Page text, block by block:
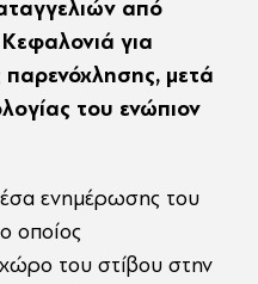
από
για
παρενόχλησης, μετά
του ενώπιον
ενημέρωσης του
οποίος
του στίβου στην